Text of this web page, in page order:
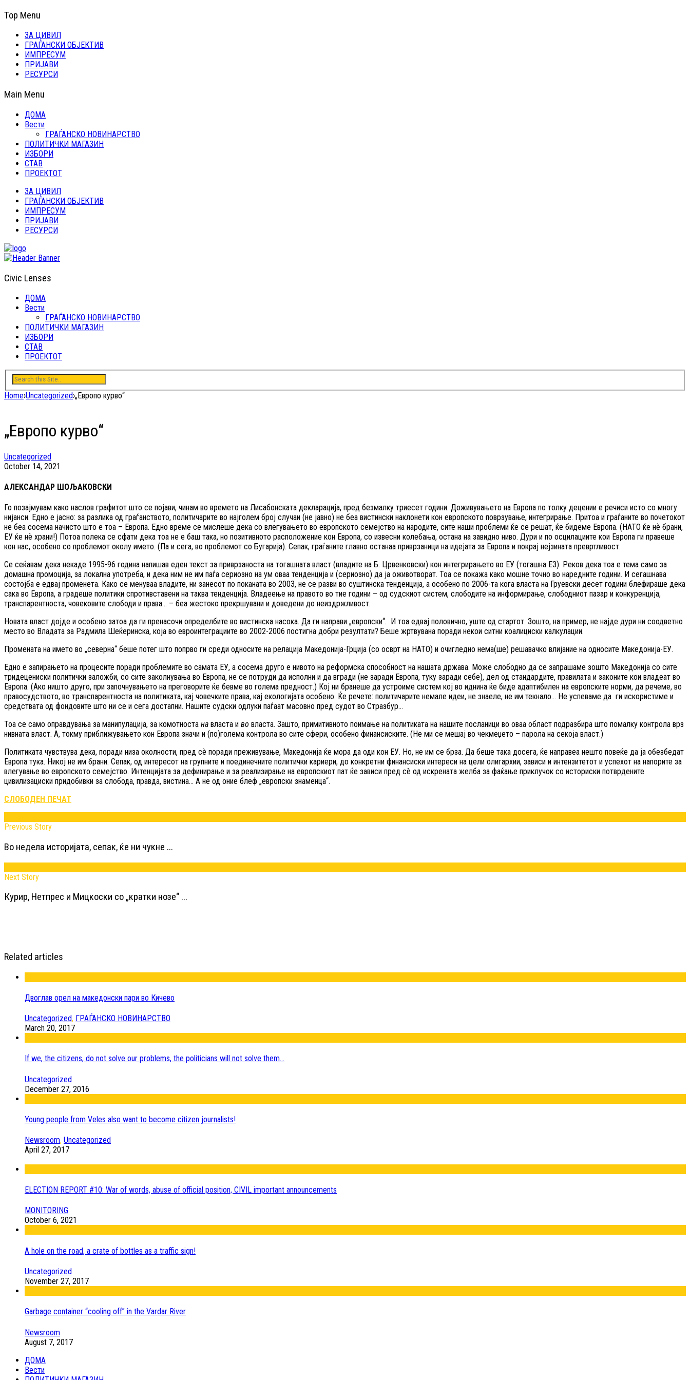
Top Menu
ЗА ЦИВИЛ
ГРАЃАНСКИ ОБЈЕКТИВ
ИМПРЕСУМ
ПРИЈАВИ
РЕСУРСИ
Main Menu
ДОМА
Вести
ГРАЃАНСКО НОВИНАРСТВО
ПОЛИТИЧКИ МАГАЗИН
ИЗБОРИ
СТАВ
ПРОЕКТОТ
ЗА ЦИВИЛ
ГРАЃАНСКИ ОБЈЕКТИВ
ИМПРЕСУМ
ПРИЈАВИ
РЕСУРСИ
Civic Lenses
ДОМА
Вести
ГРАЃАНСКО НОВИНАРСТВО
ПОЛИТИЧКИ МАГАЗИН
ИЗБОРИ
СТАВ
ПРОЕКТОТ
Home›Uncategorized›„Европо курво“
„Европо курво“
Uncategorized
October 14, 2021
АЛЕКСАНДАР ШОЉАКОВСКИ
Го позајмувам како наслов графитот што се појави, чинам во времето на Лисабонската декларација, пред безмалку триесет години. Доживувањето на Европа по толку децении е речиси исто со многу
нијанси. Едно е јасно: за разлика од граѓанството, политичарите во најголем број случаи (не јавно) не беа вистински наклонети кон европското поврзување, интегрирање. Притоа и граѓаните во почетокот
не беа сосема начисто што е тоа – Европа. Едно време се мислеше дека со влегувањето во европското семејство на народите, сите наши проблеми ќе се решат, ќе бидеме Европа. (НАТО ќе нѐ брани,
ЕУ ќе нѐ храни!) Потоа полека се сфати дека тоа не е баш така, но позитивното расположение кон Европа, со извесни колебања, остана на завидно ниво. Дури и по осцилациите кои Европа ги правеше
кон нас, особено со проблемот околу името. (Па и сега, во проблемот со Бугарија). Сепак, граѓаните главно останаа приврзаници на идејата за Европа и покрај нејзината превртливост.
Се сеќавам дека некаде 1995-96 година напишав еден текст за приврзаноста на тогашната власт (владите на Б. Црвенковски) кон интегрирањето во ЕУ (тогашна ЕЗ). Реков дека тоа е тема само за
домашна промоција, за локална употреба, и дека ним не им паѓа сериозно на ум оваа тенденција и (сериозно) да ја оживотворат. Тоа се покажа како мошне точно во наредните години. И сегашнава
состојба е едвај променета. Како се менуваа владите, ни занесот по поканата во 2003, не се разви во суштинска тенденција, а особено по 2006-та кога власта на Груевски десет години блефираше дека
сака во Европа, а градеше политики спротивставени на таква тенденција. Владеење на правото во тие години – од судскиот систем, слободите на информирање, слободниот пазар и конкуренција,
транспарентноста, човековите слободи и права… – беа жестоко прекршувани и доведени до неиздржливост.
Новата власт дојде и особено затоа да ги пренасочи определбите во вистинска насока. Да ги направи „европски“. И тоа едвај половично, уште од стартот. Зошто, на пример, не најде дури ни соодветно
место во Владата за Радмила Шеќеринска, која во евроинтеграциите во 2002-2006 постигна добри резултати? Беше жртвувана поради некои ситни коалициски калкулации.
Промената на името во „северна“ беше потег што попрво ги среди односите на релација Македонија-Грција (со осврт на НАТО) и очигледно нема(ше) решавачко влијание на односите Македонија-ЕУ.
Едно е запирањето на процесите поради проблемите во самата ЕУ, а сосема друго е нивото на реформска способност на нашата држава. Може слободно да се запрашаме зошто Македонија со сите
тридецениски политички заложби, со сите заколнувања во Европа, не се потруди да исполни и да вгради (не заради Европа, туку заради себе), дел од стандардите, правилата и законите кои владеат во
Европа. (Ако ништо друго, при започнувањето на преговорите ќе бевме во голема предност.) Кој ни бранеше да устроиме систем кој во иднина ќе биде адаптибилен на европските норми, да речеме, во
правосудството, во транспарентноста на политиката, кај човечките права, кај екологијата особено. Ќе речете: политичарите немале идеи, не знаеле, не им текнало… Не успеваме да ги искористиме и
средствата од фондовите што ни се и сега достапни. Нашите судски одлуки паѓаат масовно пред судот во Стразбур…
Тоа се само оправдувања за манипулација, за комотноста на власта и во власта. Зашто, примитивното поимање на политиката на нашите посланици во оваа област подразбира што помалку контрола врз
нивната власт. А, токму приближувањето кон Европа значи и (по)голема контрола во сите сфери, особено финансиските. (Не ми се мешај во чекмеџето – парола на секоја власт.)
Политиката чувствува дека, поради низа околности, пред сè поради преживување, Македонија ќе мора да оди кон ЕУ. Но, не им се брза. Да беше така досега, ќе направеа нешто повеќе да ја обезбедат
Европа тука. Никој не им брани. Сепак, од интересот на групните и поединечните политички кариери, до конкретни финансиски интереси на цели олигархии, зависи и интензитетот и успехот на напорите за
влегување во европското семејство. Интенцијата за дефинирање и за реализирање на европскиот пат ќе зависи пред сè од искрената желба за фаќање приклучок со историски потврдените
цивилизациски придобивки за слобода, правда, вистина… А не од оние блеф „европски знаменца“.
СЛОБОДЕН ПЕЧАТ
Previous Story
Во недела историјата, сепак, ќе ни чукне ...
Next Story
Курир, Нетпрес и Мицкоски со „кратки нозе“ ...
Related articles
Двоглав орел на македонски пари во Кичево
Uncategorized, ГРАЃАНСКО НОВИНАРСТВО
March 20, 2017
If we, the citizens, do not solve our problems, the politicians will not solve them...
Uncategorized
December 27, 2016
Young people from Veles also want to become citizen journalists!
Newsroom, Uncategorized
April 27, 2017
ELECTION REPORT #10: War of words, abuse of official position, CIVIL important announcements
MONITORING
October 6, 2021
A hole on the road, a crate of bottles as a traffic sign!
Uncategorized
November 27, 2017
Garbage container “cooling off” in the Vardar River
Newsroom
August 7, 2017
ДОМА
Вести